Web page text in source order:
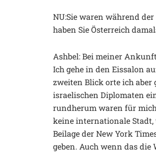
NU:Sie waren während
haben Sie Österreich
Ashbel: Bei meiner
Ich gehe in den Eissalon
zweiten Blick orte ich aber
israelischen Diplomaten
rundherum waren für
keine internationale Stadt,
Beilage der New York
geben. Auch wenn das